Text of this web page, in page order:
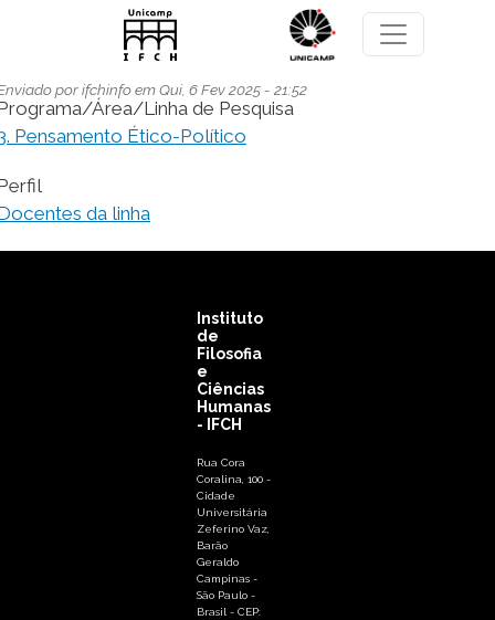
Pular para o conteúdo principal
porifchinfoemQui, 6 Fev 2025 - 21:52
Área/Linha de Pesquisa
Pensamento Ético-Político
da linha
Instituto
de
Filosofia
e
Ciências
Humanas
- IFCH
Rua Cora
Coralina, 100 -
Cidade
Universitária
Zeferino Vaz,
Barão
Geraldo
Campinas -
São Paulo -
Brasil - CEP: